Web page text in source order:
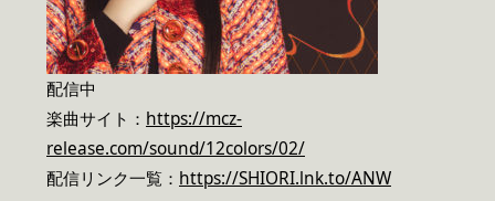
配信中
楽曲サイト： https://mcz-
release.com/sound/12colors/02/
配信リンク一覧： https://SHIORI.lnk.to/ANW